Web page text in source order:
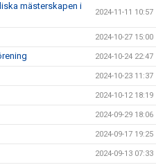
mästerskapen i
2024-11-11 10:57
2024-10-27 15:00
2024-10-24 22:47
2024-10-23 11:37
2024-10-12 18:19
2024-09-29 18:06
2024-09-17 19:25
2024-09-13 07:33